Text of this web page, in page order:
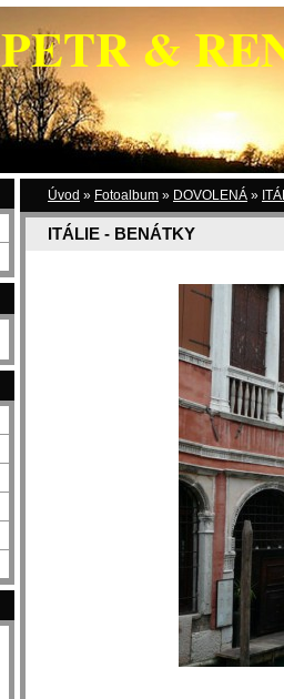
PETR &
Úvod » Fotoalbum » DOVOLENÁ »
ITÁLIE - BENÁTKY